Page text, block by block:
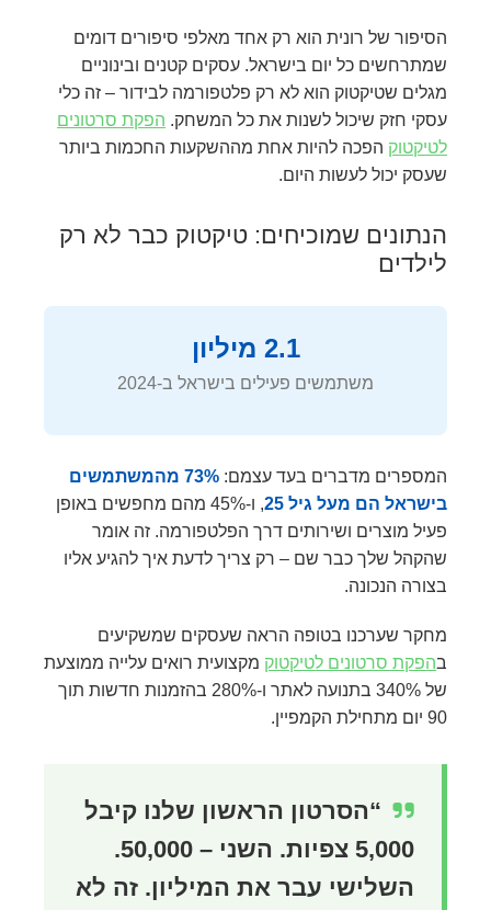
הסיפור של רונית הוא רק אחד מאלפי סיפורים דומים
שמתרחשים כל יום בישראל. עסקים קטנים ובינוניים
מגלים שטיקטוק הוא לא רק פלטפורמה לבידור – זה כלי
עסקי חזק שיכול לשנות את כל המשחק. הפקת סרטונים
לטיקטוק הפכה להיות אחת מההשקעות החכמות ביותר
שעסק יכול לעשות היום.
הנתונים שמוכיחים: טיקטוק כבר לא רק
לילדים
2.1 מיליון
משתמשים פעילים בישראל ב-2024
המספרים מדברים בעד עצמם:
73% מהמשתמשים
בישראל הם מעל גיל 25
, ו-45% מהם מחפשים באופן
פעיל מוצרים ושירותים דרך הפלטפורמה. זה אומר
שהקהל שלך כבר שם – רק צריך לדעת איך להגיע אליו
בצורה הנכונה.
מחקר שערכנו בטופה הראה שעסקים שמשקיעים
בהפקת סרטונים לטיקטוק מקצועית רואים עלייה ממוצעת
של 340% בתנועה לאתר ו-280% בהזמנות חדשות תוך
90 יום מתחילת הקמפיין.
“הסרטון הראשון שלנו קיבל
5,000 צפיות. השני – 50,000.
השלישי עבר את המיליון. זה לא